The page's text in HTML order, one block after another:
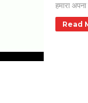
हमारा
Read